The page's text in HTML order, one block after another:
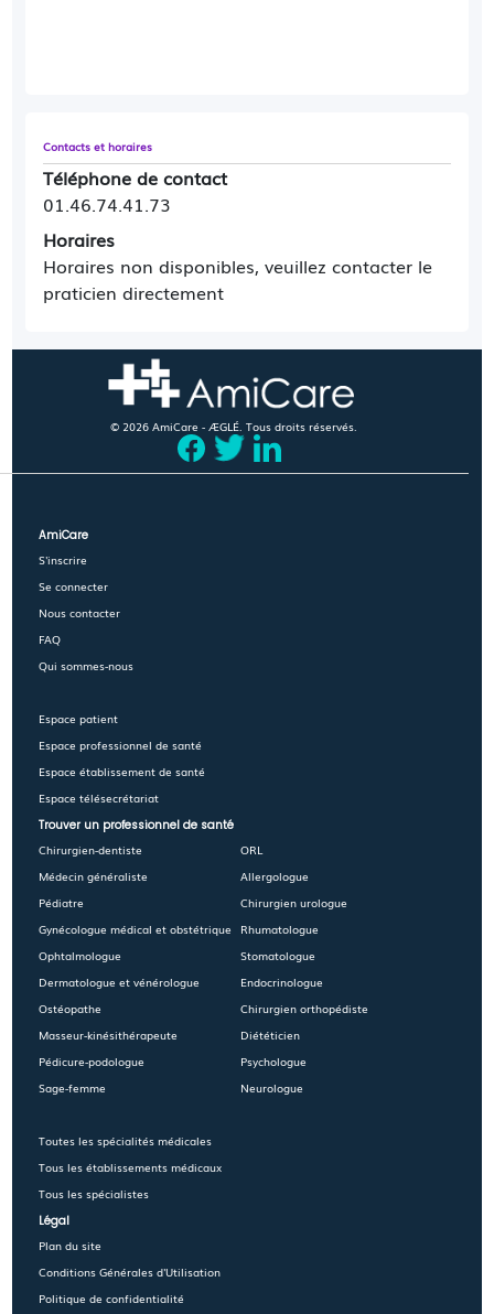
Contacts et horaires
Téléphone de contact
01.46.74.41.73
Horaires
Horaires non disponibles, veuillez contacter le
praticien directement
© 2026 AmiCare - ÆGLÉ. Tous droits réservés.
AmiCare
S'inscrire
Se connecter
Nous contacter
FAQ
Qui sommes-nous
Espace patient
Espace professionnel de santé
Espace établissement de santé
Espace télésecrétariat
Trouver un professionnel de santé
Chirurgien-dentiste
Médecin généraliste
Pédiatre
Gynécologue médical et obstétrique
Ophtalmologue
Dermatologue et vénérologue
Ostéopathe
Masseur-kinésithérapeute
Pédicure-podologue
Sage-femme
Toutes les spécialités médicales
Tous les établissements médicaux
Tous les spécialistes
ORL
Allergologue
Chirurgien urologue
Rhumatologue
Stomatologue
Endocrinologue
Chirurgien orthopédiste
Diététicien
Psychologue
Neurologue
Légal
Plan du site
Conditions Générales d'Utilisation
Politique de confidentialité